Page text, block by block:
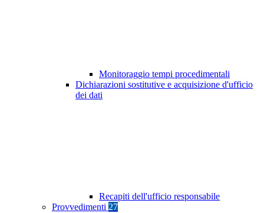
Monitoraggio tempi procedimentali
Dichiarazioni sostitutive e acquisizione d'ufficio
dei dati
Recapiti dell'ufficio responsabile
Provvedimenti 27